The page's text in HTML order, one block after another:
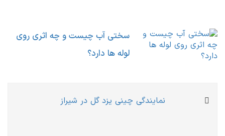
سختی آب چیست و چه اثری روی
لوله ها دارد؟
راهبری
Previous
نمایندگی چینی یزد گل در شیراز